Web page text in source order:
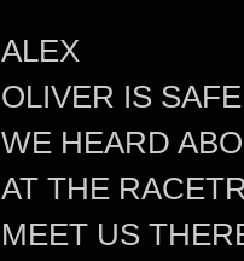
ALEX
OLIVER IS
WE HEARD
AT THE
MEET US